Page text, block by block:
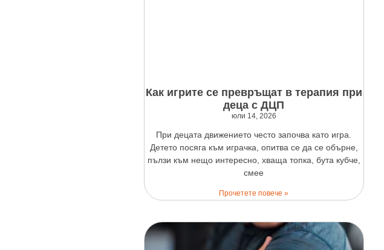
Как игрите се превръщат в терапия при
деца с ДЦП
юли 14, 2026
При децата движението често започва като игра.
Детето посяга към играчка, опитва се да се обърне,
пълзи към нещо интересно, хваща топка, бута кубче,
смее
Прочетете повече »